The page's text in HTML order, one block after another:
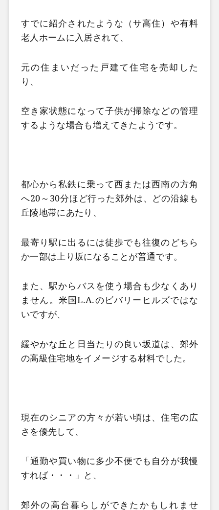
すでに紹介されたような（サ高住）や有料
老人ホームに入居されて、
元の住まいだった戸建て住宅を売却した
り、
空き家状態になって子供が掃除などの管理
するような場合も増えてきたようです。
都心から私鉄に乗って西または西南の方角
へ20～30分ほど行った郊外は、
どの沿線も
丘陵地帯にあたり、
最寄り駅に出るには徒歩でも往復のどちら
か一部は上り坂になることが普通です。
また、駅からバスを使う場合も少なくあり
ません。米国L.A.のビバリーヒルズではな
いですが、
緩やかな丘と日当たりの良い坂道は、郊外
の高級住宅地をイメージする材料でした。
現在のシニアの方々が若い頃は、住宅の広
さを優先して、
「通勤や買い物に多少不便でも自分が我慢
すれば・・・」と、
郊外の高台暮らしができたかもしれませ